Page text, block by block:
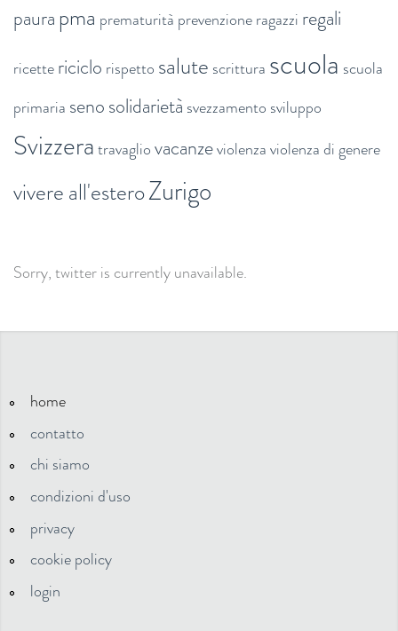
paura pma prematurità prevenzioneragazzi regali
ricettericiclo rispetto salute scrittura scuola scuola
primaria senosolidarietà svezzamento sviluppo
Svizzeratravagliovacanzeviolenzaviolenza di genere
vivere all'esteroZurigo
Sorry, twitter is currently unavailable.
home
contatto
chi siamo
condizioni d'uso
privacy
cookie policy
login